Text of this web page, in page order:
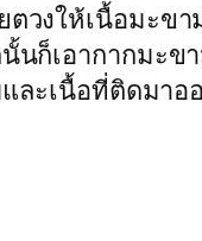
ตวงให้เนื้อมะข
นก็เอากากมะข
และเนื้อที่ติดมา